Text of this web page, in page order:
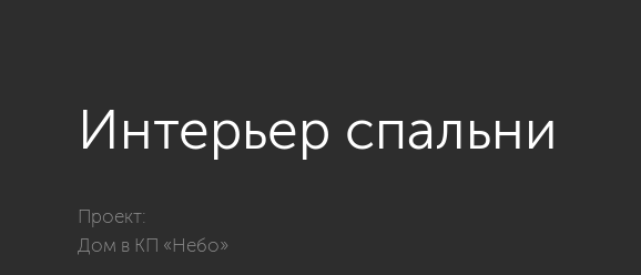
Интерьер спальни
Проект:
Дом в КП «Небо»